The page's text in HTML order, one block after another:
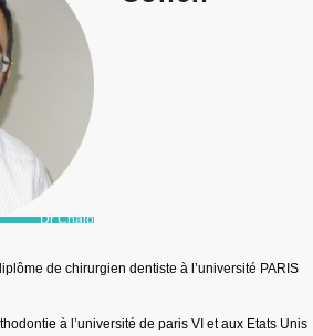
Dr Chalom Cohen
de chirurgien dentiste à l’université PARIS
à l’université de paris VI et aux Etats Unis